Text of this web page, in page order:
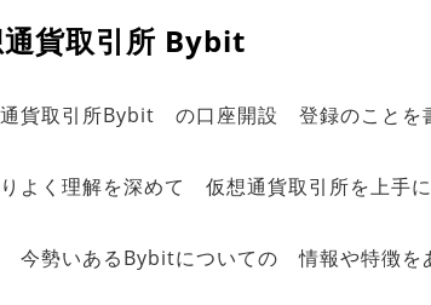
通貨取引所 Bybit
貨取引所Bybit の口座開設 登録のことを
よく理解を深めて 仮想通貨取引所を上手
今勢いあるBybitについての 情報や特徴を